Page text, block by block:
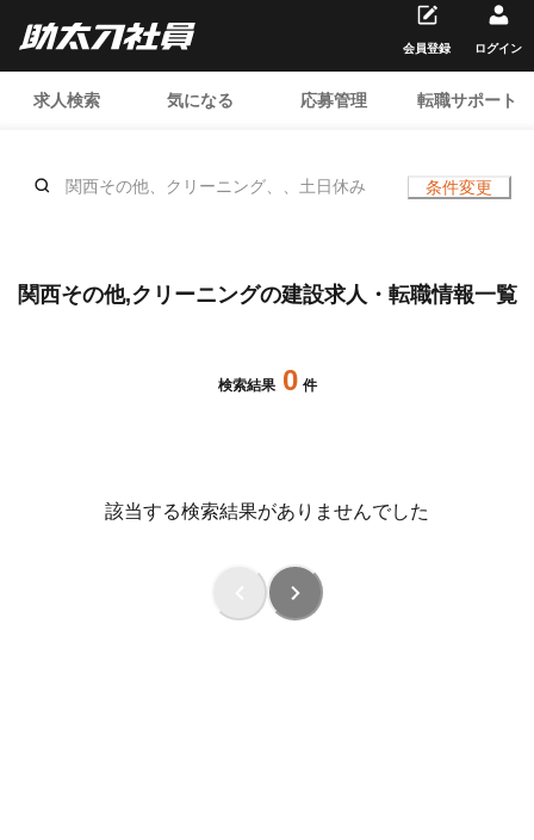
求人検索 気になる 応募管理 転職サポート
会員登録 ログイン
関西その他、クリーニング、、土日休み 条件変更
関西その他,クリーニングの建設求人・転職情報一覧
検索結果 0 件
該当する検索結果がありませんでした